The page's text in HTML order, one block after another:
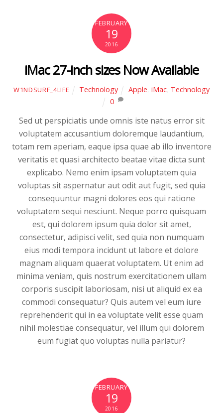
FEBRUARY
19
2016
iMac 27-inch sizes Now Available
W1NDSURF_4LIFE Technology Apple iMac, Technology
0
Sed ut perspiciatis unde omnis iste natus error sit
voluptatem accusantium doloremque laudantium,
totam rem aperiam, eaque ipsa quae ab illo inventore
veritatis et quasi architecto beatae vitae dicta sunt
explicabo. Nemo enim ipsam voluptatem quia
voluptas sit aspernatur aut odit aut fugit, sed quia
consequuntur magni dolores eos qui ratione
voluptatem sequi nesciunt. Neque porro quisquam
est, qui dolorem ipsum quia dolor sit amet,
consectetur, adipisci velit, sed quia non numquam
eius modi tempora incidunt ut labore et dolore
magnam aliquam quaerat voluptatem. Ut enim ad
minima veniam, quis nostrum exercitationem ullam
corporis suscipit laboriosam, nisi ut aliquid ex ea
commodi consequatur? Quis autem vel eum iure
reprehenderit qui in ea voluptate velit esse quam
nihil molestiae consequatur, vel illum qui dolorem
eum fugiat quo voluptas nulla pariatur?
FEBRUARY
19
2016